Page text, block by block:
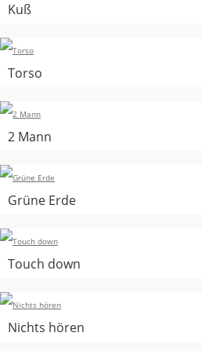
Kuß
Torso
2 Mann
Grüne Erde
Touch down
Nichts hören